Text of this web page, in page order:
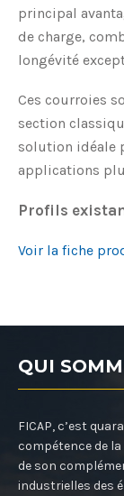
principal
de charge,
longévité
Ces courroies
section
solution idéale
applications
Profils
Voir la fiche
QUI
FICAP, c’est
compétence de
de son
industrielles des